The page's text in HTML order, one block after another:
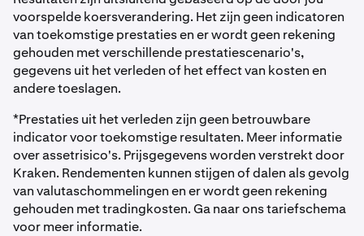
voorspelde koersverandering. Het zijn geen indicatoren
van toekomstige prestaties en er wordt geen rekening
gehouden met verschillende prestatiescenario's,
gegevens uit het verleden of het effect van kosten en
andere toeslagen.
*Prestaties uit het verleden zijn geen betrouwbare
indicator voor toekomstige resultaten. Meer informatie
over assetrisico's. Prijsgegevens worden verstrekt door
Kraken. Rendementen kunnen stijgen of dalen als gevolg
van valutaschommelingen en er wordt geen rekening
gehouden met tradingkosten. Ga naar ons tariefschema
voor meer informatie.